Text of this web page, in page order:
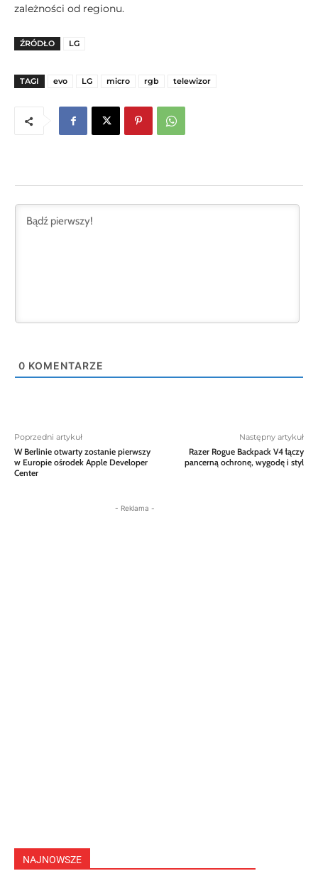
zależności od regionu.
ŹRÓDŁO LG
TAGI evo LG micro rgb telewizor
0 KOMENTARZE
Poprzedni artykuł
W Berlinie otwarty zostanie pierwszy
w Europie ośrodek Apple Developer
Center
Następny artykuł
Razer Rogue Backpack V4 łączy
pancerną ochronę, wygodę i styl
- Reklama -
NAJNOWSZE